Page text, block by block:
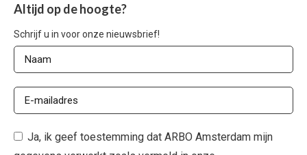
Altijd op de hoogte?
Schrijf u in voor onze nieuwsbrief!
Ja, ik geef toestemming dat ARBO Amsterdam mijn